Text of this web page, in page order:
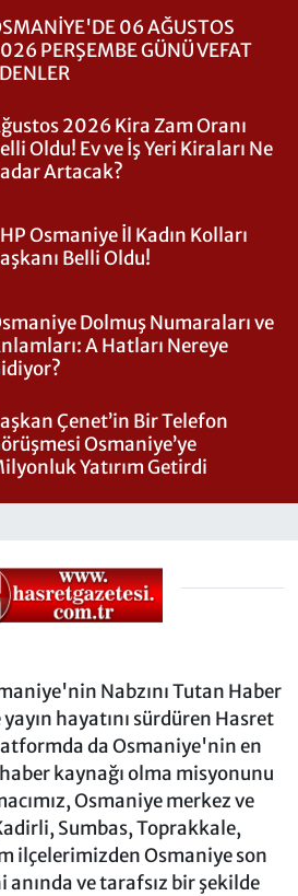
06 AĞUSTOS
PERŞEMBE GÜNÜ VEFAT
2026 Kira Zam Oranı
Oldu! Ev ve İş Yeri Kiraları Ne
Artacak?
Osmaniye İl Kadın Kolları
Belli Oldu!
Dolmuş Numaraları ve
A Hatları Nereye
Çenet’in Bir Telefon
Osmaniye’ye
Yatırım Getirdi
Nabzını Tutan Haber
hayatını sürdüren Hasret
da Osmaniye'nin en
kaynağı olma misyonunu
Osmaniye merkez ve
Sumbas, Toprakkale,
ilçelerimizden Osmaniye son
ve tarafsız bir şekilde